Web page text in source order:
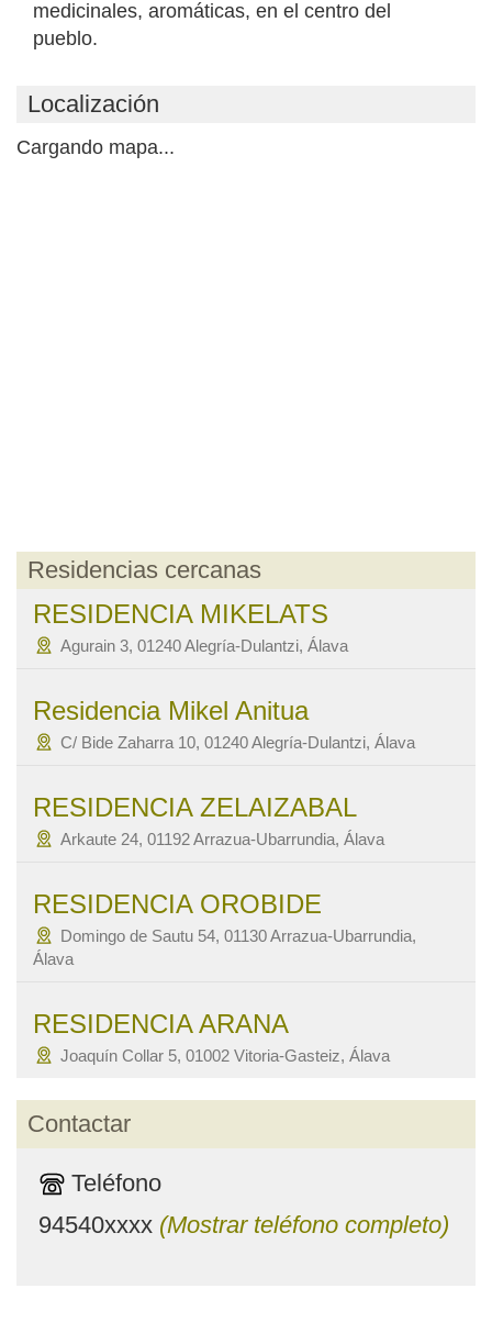
medicinales, aromáticas, en el centro del
pueblo.
Localización
Cargando mapa...
Residencias cercanas
RESIDENCIA MIKELATS
Agurain 3, 01240 Alegría-Dulantzi, Álava
Residencia Mikel Anitua
C/ Bide Zaharra 10, 01240 Alegría-Dulantzi, Álava
RESIDENCIA ZELAIZABAL
Arkaute 24, 01192 Arrazua-Ubarrundia, Álava
RESIDENCIA OROBIDE
Domingo de Sautu 54, 01130 Arrazua-Ubarrundia,
Álava
RESIDENCIA ARANA
Joaquín Collar 5, 01002 Vitoria-Gasteiz, Álava
Contactar
Teléfono
94540xxxx (Mostrar teléfono completo)